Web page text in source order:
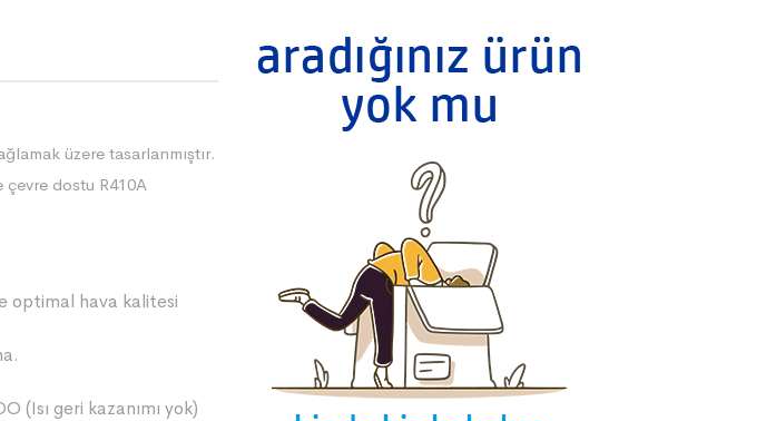
üzere tasarlanmıştır.
dostu R410A
optimal hava kalitesi
(Isı geri kazanımı yok)